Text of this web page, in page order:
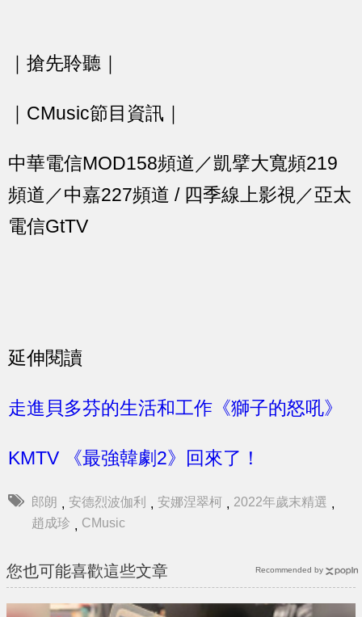
｜搶先聆聽｜
｜CMusic節目資訊｜
中華電信MOD158頻道／凱擘大寬頻219
頻道／中嘉227頻道 / 四季線上影視／亞太
電信GtTV
延伸閱讀
走進貝多芬的生活和工作《獅子的怒吼》
KMTV 《最強韓劇2》回來了！
郎朗 , 安德烈波伽利 , 安娜涅翠柯 , 2022年歲末精選 ,
趙成珍 , CMusic
您也可能喜歡這些文章 Recommended by